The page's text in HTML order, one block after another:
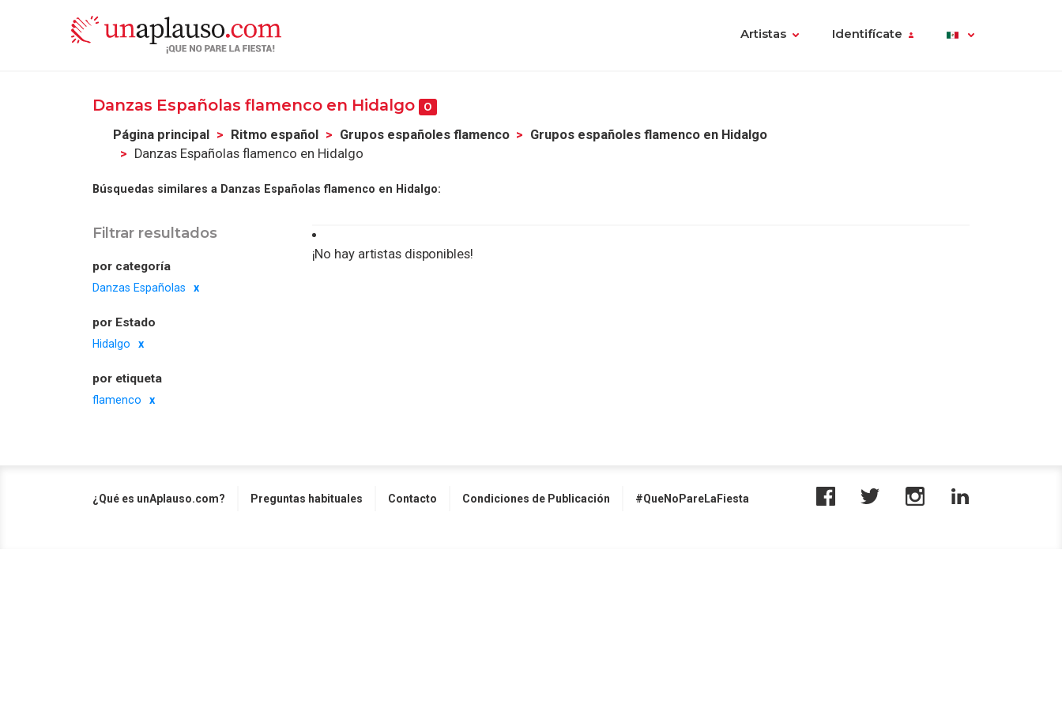
Artistas Identifícate
Danzas Españolas flamenco en Hidalgo 0
Página principal Ritmo español Grupos españoles flamenco
Grupos españoles flamenco en Hidalgo
Danzas Españolas flamenco en Hidalgo
Búsquedas similares a Danzas Españolas flamenco en Hidalgo:
Filtrar resultados
por categoría
Danzas Españolas
por Estado
Hidalgo
por etiqueta
flamenco
¡No hay artistas disponibles!
¿Qué es unAplauso.com? Preguntas habituales Contacto Condiciones de Publicación #QueNoPareLaFiesta